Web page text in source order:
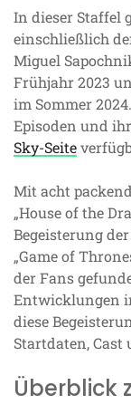
In dieser Staffel
einschließlich
Miguel
Frühjahr 2023
im Sommer
Episoden und
Sky-Seite
Mit acht
„House of the
Begeisterung
„Game of
der Fans
Entwicklungen
diese
Startdaten, Cast
Überblick